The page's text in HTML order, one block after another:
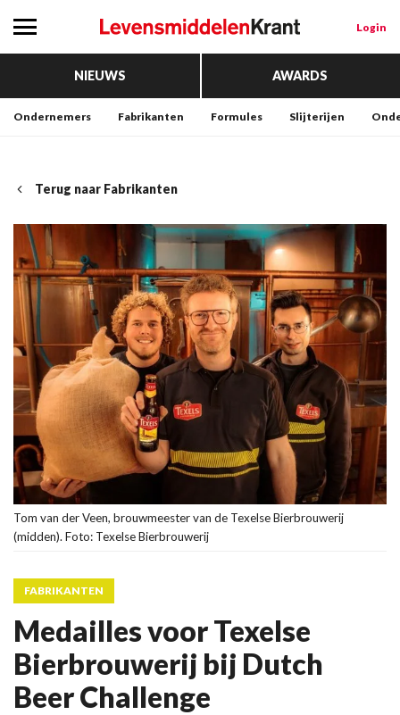
Login
NIEUWS AWARDS
Ondernemers Fabrikanten Formules Slijterijen
Terug naar Fabrikanten
Tom van der Veen, brouwmeester van de Texelse Bierbrouwerij
(midden). Foto: Texelse Bierbrouwerij
FABRIKANTEN
Medailles voor Texelse
Bierbrouwerij bij Dutch
Beer Challenge